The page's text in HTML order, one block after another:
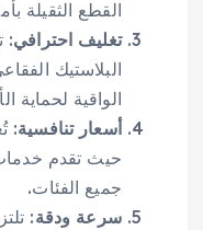
القطع الثقيلة
تغليف احترافي:
البلاستيك
الواقية
أسعار تنافسية:
حيث تقدم
جميع الفئات.
سرعة ودقة: